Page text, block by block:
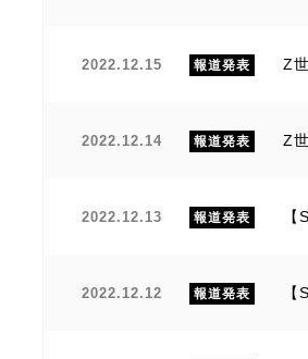
2022.12.15 報道発表 Z
2022.12.14 報道発表 Z
2022.12.13 報道発表
2022.12.12 報道発表